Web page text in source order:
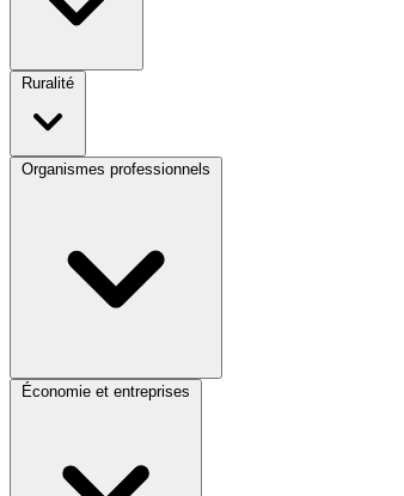
Ruralité
Organismes professionnels
Économie et entreprises